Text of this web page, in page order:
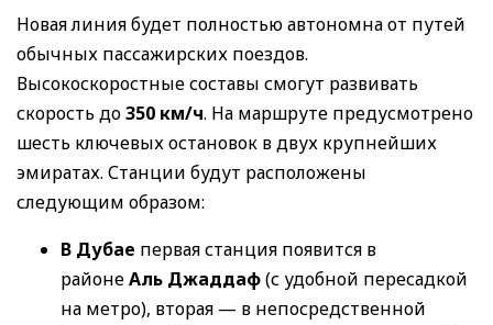
Новая линия будет полностью автономна от путей
обычных пассажирских поездов.
Высокоскоростные составы смогут развивать
скорость до350 км/ч. На маршруте предусмотрено
шесть ключевых остановок в двух крупнейших
эмиратах. Станции будут расположены
следующим образом:
В Дубае первая станция появится в
районеАль Джаддаф(с удобной пересадкой
на метро), вторая — в непосредственной